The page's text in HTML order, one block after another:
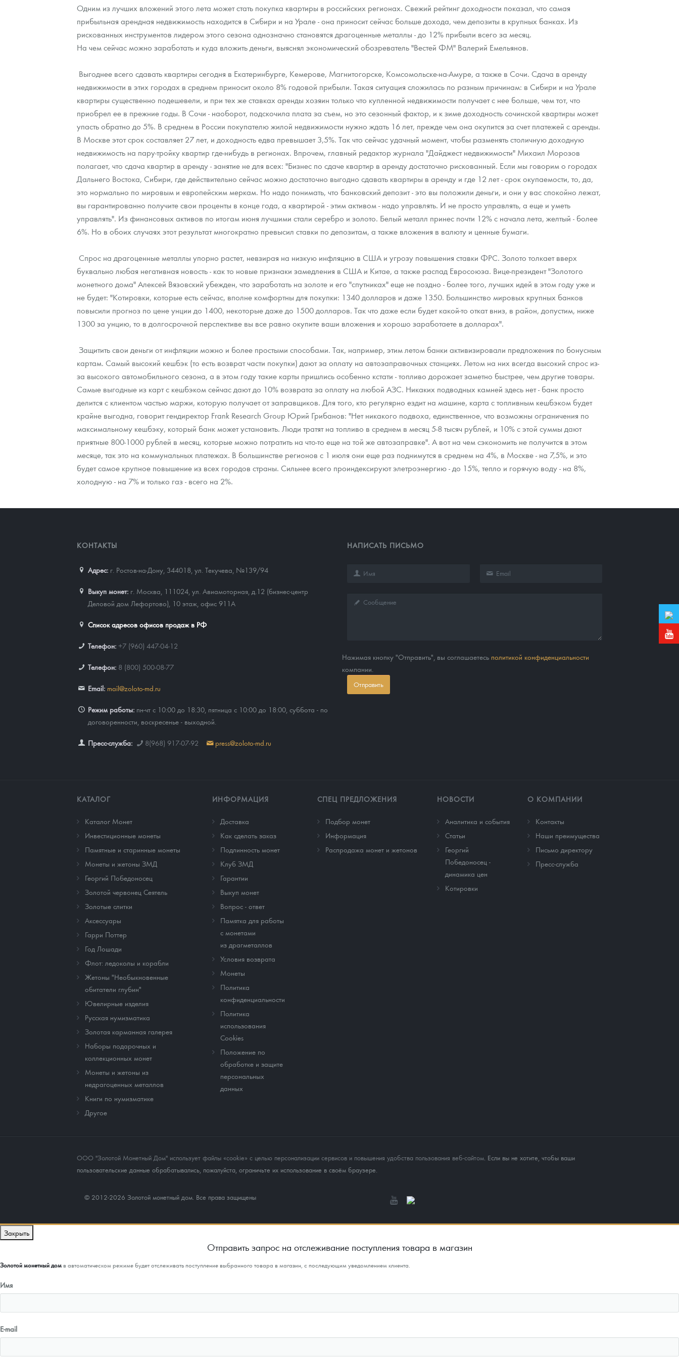
Золотой червонец Сеятель
Золотые слитки
Гарри Поттер
Год Лошади
Флот: ледоколы и корабли
Жетоны "Необыкновенные обитатели глубин"
Ювелирные изделия
Русская нумизматика
Золотая карманная галерея
Монеты и жетоны из недрагоценных металлов
Книги по нумизматике
Выкуп монет
Выкуп серебряных монет
Вопрос - ответ
Условия возврата
Монеты
Политика конфиденциальности
Политика использования Cookies
Положение по обработке и защите персональных данных
Распродажа монет и жетонов
Итоги 2025 года. Прогноз курсов золота, серебра, платины на 2026 год
Cтатьи
Георгий Победоносец - динамика цен
Курс золота и серебра
Лом выкуп
Контакты
О нас
Письмо директору
Пресс-служба
Одним из лучших вложений этого лета может стать покупка квартиры в российских регионах. Свежий рейтинг доходности показал, что самая
прибыльная арендная недвижимость находится в Сибири и на Урале - она приносит сейчас больше дохода, чем депозиты в крупных банках. Из
рискованных инструментов лидером этого сезона однозначно становятся драгоценные металлы - до 12% прибыли всего за месяц.
На чем сейчас можно заработать и куда вложить деньги, выяснял экономический обозреватель "Вестей ФМ" Валерий Емельянов.
Выгоднее всего сдавать квартиры сегодня в Екатеринбурге, Кемерове, Магнитогорске, Комсомольске-на-Амуре, а также в Сочи. Сдача в аренду
недвижимости в этих городах в среднем приносит около 8% годовой прибыли. Такая ситуация сложилась по разным причинам: в Сибири и на Урале
квартиры существенно подешевели, и при тех же ставках аренды хозяин только что купленной недвижимости получает с нее больше, чем тот, что
приобрел ее в прежние годы. В Сочи - наоборот, подскочила плата за съем, но это сезонный фактор, и к зиме доходность сочинской квартиры может
упасть обратно до 5%. В среднем в России покупателю жилой недвижимости нужно ждать 16 лет, прежде чем она окупится за счет платежей с аренды.
В Москве этот срок составляет 27 лет, и доходность едва превышает 3,5%. Так что сейчас удачный момент, чтобы разменять столичную доходную
недвижимость на пару-тройку квартир где-нибудь в регионах. Впрочем, главный редактор журнала "Дайджест недвижимости" Михаил Морозов
полагает, что сдача квартир в аренду - занятие не для всех: "Бизнес по сдаче квартир в аренду достаточно рискованный. Если мы говорим о городах
Дальнего Востока, Сибири, где действительно сейчас можно достаточно выгодно сдавать квартиры в аренду и где 12 лет - срок окупаемости, то, да,
это нормально по мировым и европейским меркам. Но надо понимать, что банковский депозит - это вы положили деньги, и они у вас спокойно лежат,
вы гарантированно получите свои проценты в конце года, а квартирой - этим активом - надо управлять. И не просто управлять, а еще и уметь
управлять". Из финансовых активов по итогам июня лучшими стали серебро и золото. Белый металл принес почти 12% с начала лета, желтый - более
6%. Но в обоих случаях этот результат многократно превысил ставки по депозитам, а также вложения в валюту и ценные бумаги.
Спрос на драгоценные металлы упорно растет, невзирая на низкую инфляцию в США и угрозу повышения ставки ФРС. Золото толкает вверх
буквально любая негативная новость - как то новые признаки замедления в США и Китае, а также распад Евросоюза. Вице-президент "Золотого
монетного дома" Алексей Вязовский убежден, что заработать на золоте и его "спутниках" еще не поздно - более того, лучших идей в этом году уже и
не будет: "Котировки, которые есть сейчас, вполне комфортны для покупки: 1340 долларов и даже 1350. Большинство мировых крупных банков
повысили прогноз по цене унции до 1400, некоторые даже до 1500 долларов. Так что даже если будет какой-то откат вниз, в район, допустим, ниже
1300 за унцию, то в долгосрочной перспективе вы все равно окупите ваши вложения и хорошо заработаете в долларах".
Защитить свои деньги от инфляции можно и более простыми способами. Так, например, этим летом банки активизировали предложения по бонусным
картам. Самый высокий кешбэк (то есть возврат части покупки) дают за оплату на автозаправочных станциях. Летом на них всегда высокий спрос из-
за высокого автомобильного сезона, а в этом году такие карты пришлись особенно кстати - топливо дорожает заметно быстрее, чем другие товары.
Самые выгодные из карт с кешбэком сейчас дают до 10% возврата за оплату на любой АЗС. Никаких подводных камней здесь нет - банк просто
делится с клиентом частью маржи, которую получает от заправщиков. Для того, кто регулярно ездит на машине, карта с топливным кешбэком будет
крайне выгодна, говорит гендиректор Frank Research Group Юрий Грибанов: "Нет никакого подвоха, единственное, что возможны ограничения по
максимальному кешбэку, который банк может установить. Люди тратят на топливо в среднем в месяц 5-8 тысяч рублей, и 10% с этой суммы дают
приятные 800-1000 рублей в месяц, которые можно потратить на что-то еще на той же автозаправке". А вот на чем сэкономить не получится в этом
месяце, так это на коммунальных платежах. В большинстве регионов с 1 июля они еще раз поднимутся в среднем на 4%, в Москве - на 7,5%, и это
будет самое крупное повышение из всех городов страны. Сильнее всего проиндексируют элетроэнергию - до 15%, тепло и горячую воду - на 8%,
холодную - на 7% и только газ - всего на 2%.
КОНТАКТЫ
Адрес: г. Ростов-на-Дону, 344018 ул. Текучева, №139/94
Выкуп монет: г. Москва, 111024, ул. Авиамоторная, д.12 (бизнес-центр
Деловой дом Лефортово), 10 этаж, офис 911А
Список адресов офисов продаж в РФ
Телефон: +7 (960) 447-04-12
Телефон: 8 (800) 500-08-77
Email: mail@zoloto-md.ru
Режим работы: пн-чт с 10:00 до 18:30, пятница с 10:00 до 18:00, суббота - по
договоренности, воскресенье - выходной.
Пресс-служба: 8(968) 917-07-92 press@zoloto-md.ru
НАПИСАТЬ ПИСЬМО
Нажимая кнопку "Отправить", вы соглашаетесь политикой конфиденциальности
компании.
Отправить
КАТАЛОГ
Каталог Монет
Инвестиционные монеты
Памятные и старинные монеты
Монеты и жетоны ЗМД
Георгий Победоносец
Золотой червонец Сеятель
Золотые слитки
Аксессуары
Гарри Поттер
Год Лошади
Флот: ледоколы и корабли
Жетоны "Необыкновенные
обитатели глубин"
Ювелирные изделия
Русская нумизматика
Золотая карманная галерея
Наборы подарочных и
коллекционных монет
Монеты и жетоны из
недрагоценных металлов
Книги по нумизматике
Другое
ИНФОРМАЦИЯ
Доставка
Как сделать заказ
Подлинность монет
Клуб ЗМД
Гарантии
Выкуп монет
Вопрос - ответ
Памятка для работы
с монетами
из драгметаллов
Условия возврата
Монеты
Политика
конфиденциальности
Политика
использования
Cookies
Положение по
обработке и защите
персональных
данных
СПЕЦ ПРЕДЛОЖЕНИЯ
Подбор монет
Информация
Распродажа монет и жетонов
НОВОСТИ
Аналитика и события
Cтатьи
Георгий
Победоносец -
динамика цен
Котировки
О КОМПАНИИ
Контакты
Наши преимущества
Письмо директору
Пресс-служба
ООО "Золотой Монетный Дом" использует файлы «cookie» с целью персонализации сервисов и повышения удобства пользования веб-сайтом . Если вы не хотите, чтобы ваши
пользовательские данные обрабатывались, пожалуйста, ограничьте их использование в своём браузере.
© 2012-2026 Золотой монетный дом. Все права защищены
Закрыть
Отправить запрос на отслеживание поступления товара в магазин
Золотой монетный домв автоматическом режиме будет отслеживать поступление выбранного товара в магазин, с последующим уведомлением клиента.
Имя
E-mail